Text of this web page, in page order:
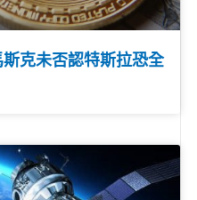
克未否認特斯拉恐全